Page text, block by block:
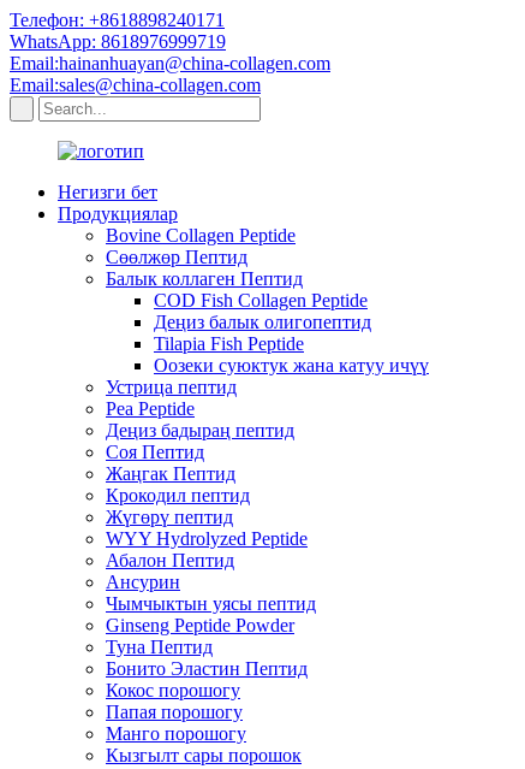
Телефон: +8618898240171
WhatsApp: 8618976999719
Email:hainanhuayan@china-collagen.com
Email:sales@china-collagen.com
Негизги бет
Продукциялар
Bovine Collagen Peptide
Сөөлжөр Пептид
Балык коллаген Пептид
COD Fish Collagen Peptide
Деңиз балык олигопептид
Tilapia Fish Peptide
Оозеки суюктук жана катуу ичүү
Устрица пептид
Pea Peptide
Деңиз бадыраң пептид
Соя Пептид
Жаңгак Пептид
Крокодил пептид
Жүгөрү пептид
WYY Hydrolyzed Peptide
Абалон Пептид
Ансурин
Чымчыктын уясы пептид
Ginseng Peptide Powder
Туна Пептид
Бонито Эластин Пептид
Кокос порошогу
Папая порошогу
Манго порошогу
Кызгылт сары порошок